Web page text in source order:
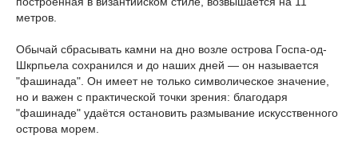
метров.
Обычай сбрасывать камни на дно возле острова Госпа-од-
Шкрпьела сохранился и до наших дней — он называется
"фашинада". Он имеет не только символическое значение,
но и важен с практической точки зрения: благодаря
"фашинаде" удаётся остановить размывание искусственного
острова морем.